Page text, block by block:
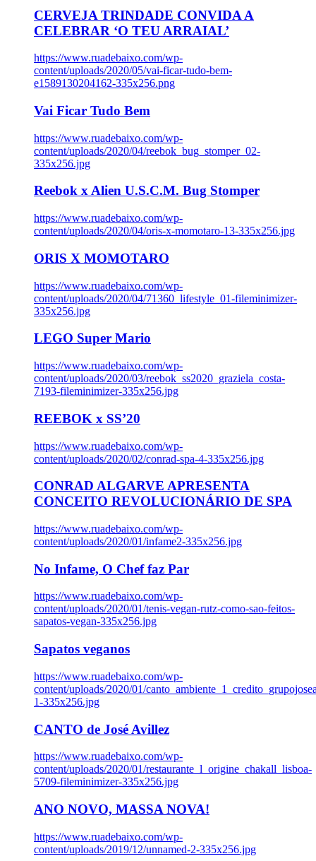
CERVEJA TRINDADE CONVIDA A
CELEBRAR ‘O TEU ARRAIAL’
https://www.ruadebaixo.com/wp-
content/uploads/2020/05/vai-ficar-tudo-bem-
e1589130204162-335x256.png
Vai Ficar Tudo Bem
https://www.ruadebaixo.com/wp-
content/uploads/2020/04/reebok_bug_stomper_02-
335x256.jpg
Reebok x Alien U.S.C.M. Bug Stomper
https://www.ruadebaixo.com/wp-
content/uploads/2020/04/oris-x-momotaro-13-335x256.jpg
ORIS X MOMOTARO
https://www.ruadebaixo.com/wp-
content/uploads/2020/04/71360_lifestyle_01-fileminimizer-
335x256.jpg
LEGO Super Mario
https://www.ruadebaixo.com/wp-
content/uploads/2020/03/reebok_ss2020_graziela_costa-
7193-fileminimizer-335x256.jpg
REEBOK x SS’20
https://www.ruadebaixo.com/wp-
content/uploads/2020/02/conrad-spa-4-335x256.jpg
CONRAD ALGARVE APRESENTA
CONCEITO REVOLUCIONÁRIO DE SPA
https://www.ruadebaixo.com/wp-
content/uploads/2020/01/infame2-335x256.jpg
No Infame, O Chef faz Par
https://www.ruadebaixo.com/wp-
content/uploads/2020/01/tenis-vegan-rutz-como-sao-feitos-
sapatos-vegan-335x256.jpg
Sapatos veganos
https://www.ruadebaixo.com/wp-
content/uploads/2020/01/
1-335x256.jpg
CANTO de José Avillez
https://www.ruadebaixo.com/wp-
content/uploads/2020/01/restaurante_l_origine_chakall_lisboa-
5709-fileminimizer-335x256.jpg
ANO NOVO, MASSA NOVA!
https://www.ruadebaixo.com/wp-
content/uploads/2019/12/unnamed-2-335x256.jpg